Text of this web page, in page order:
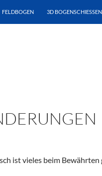
FELDBOGEN 3D BOGENSCHIESSEN
ist vieles beim Bewährten